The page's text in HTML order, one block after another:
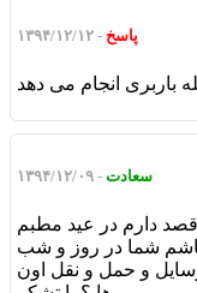
پاسخ - ۱۳۹۴/۱۲/۱۲
باربری انجام می دهد
سعادت - ۱۳۹۴/۱۲/۰۹
دارم در عید مطبم
باشم شما در روز و شب
و حمل و نقل اون